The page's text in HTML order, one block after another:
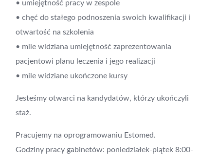
• umiejętność pracy w zespole
• chęć do stałego podnoszenia swoich kwalifikacji i
otwartość na szkolenia
• mile widziana umiejętność zaprezentowania
pacjentowi planu leczenia i jego realizacji
• mile widziane ukończone kursy
Jesteśmy otwarci na kandydatów, którzy ukończyli
staż.
Pracujemy na oprogramowaniu Estomed.
Godziny pracy gabinetów: poniedziałek-piątek 8:00-